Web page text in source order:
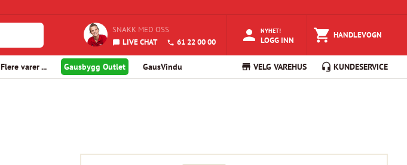
SNAKK MED OSS
LIVE CHAT
61 22 00 00
NYHET!
LOGG INN HANDLEVOGN
Flere varer ... Gausbygg Outlet GausVindu VELG VAREHUS KUNDESERVICE